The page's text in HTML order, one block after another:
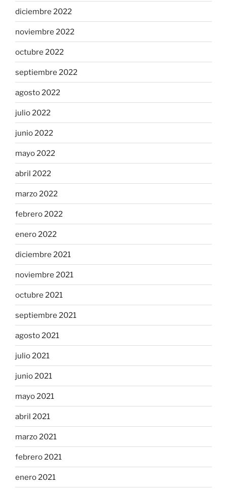
diciembre 2022
noviembre 2022
octubre 2022
septiembre 2022
agosto 2022
julio 2022
junio 2022
mayo 2022
abril 2022
marzo 2022
febrero 2022
enero 2022
diciembre 2021
noviembre 2021
octubre 2021
septiembre 2021
agosto 2021
julio 2021
junio 2021
mayo 2021
abril 2021
marzo 2021
febrero 2021
enero 2021